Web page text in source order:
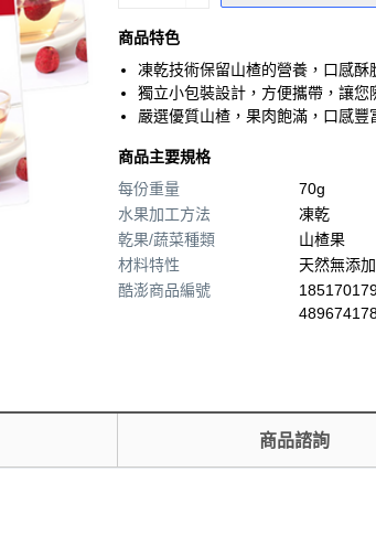
商品特色
凍乾技術保留山楂的營養，口感
獨立小包裝設計，方便攜帶，讓
嚴選優質山楂，果肉飽滿，口感
商品主要規格
每份重量
70g
水果加工方法
凍乾
乾果/蔬菜種類
山楂果
材料特性
天然無添加
酷澎商品編號
商品諮詢